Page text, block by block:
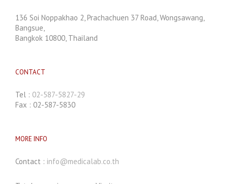
136 Soi Noppakhao 2, Prachachuen 37 Road, Wongsawang,
Bangsue,
Bangkok 10800, Thailand
CONTACT
Tel : 02-587-5827-29
Fax : 02-587-5830
MORE INFO
Contact : info@medicalab.co.th